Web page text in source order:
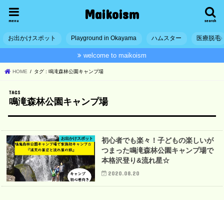
Maikoism search
menu
お出かけスポット Playground in Okayama ハムスター 医療脱毛
welcome to maikoism
HOME タグ : 鳴滝森林公園キャンプ場
鳴滝森林公園キャンプ場
お出かけスポット
初心者でも楽々！子どもの楽しいが
つまった鳴滝森林公園キャンプ場で
本格沢登り&流れ星☆
2020.08.20